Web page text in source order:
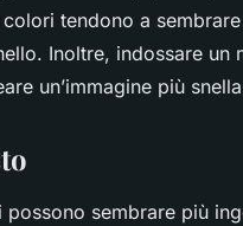
tendono a
Inoltre, indossare un
un’immagine più
sembrare più